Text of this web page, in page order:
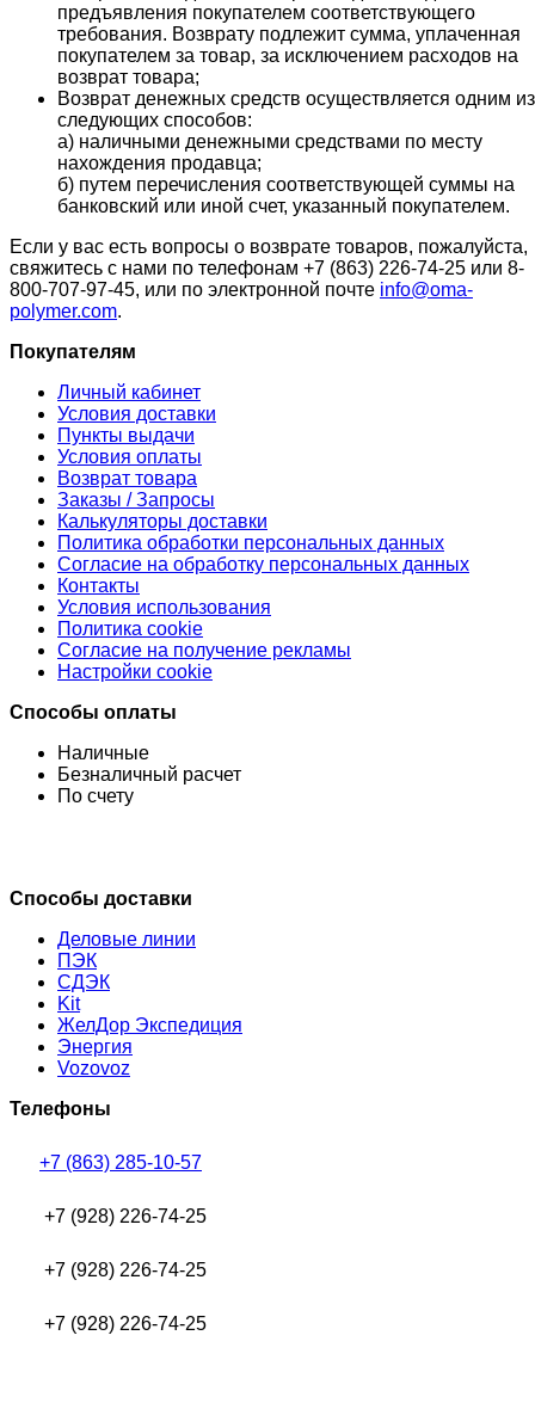
предъявления покупателем соответствующего
требования. Возврату подлежит сумма, уплаченная
покупателем за товар, за исключением расходов на
возврат товара;
Возврат денежных средств осуществляется одним из
следующих способов:
а) наличными денежными средствами по месту
нахождения продавца;
б) путем перечисления соответствующей суммы на
банковский или иной счет, указанный покупателем.
Если у вас есть вопросы о возврате товаров, пожалуйста,
свяжитесь с нами по телефонам +7 (863) 226-74-25 или 8-
800-707-97-45, или по электронной почте info@oma-
polymer.com.
Покупателям
Личный кабинет
Условия доставки
Пункты выдачи
Условия оплаты
Возврат товара
Заказы / Запросы
Калькуляторы доставки
Политика обработки персональных данных
Согласие на обработку персональных данных
Контакты
Условия использования
Политика cookie
Согласие на получение рекламы
Настройки cookie
Способы оплаты
Наличные
Безналичный расчет
По счету
Способы доставки
Деловые линии
ПЭК
СДЭК
Kit
ЖелДор Экспедиция
Энергия
Vozovoz
Телефоны
+7 (863) 285-10-57
+7 (928) 226-74-25
+7 (928) 226-74-25
+7 (928) 226-74-25